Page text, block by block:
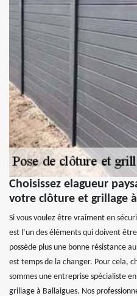
Choisissez elagueur
votre clôture et grillage
Si vous voulez être vraiment en
est l’un des éléments qui doivent
possède plus une bonne résistance
est temps de la changer. Pour cela,
sommes une entreprise spécialiste
grillage à Ballaigues. Nos